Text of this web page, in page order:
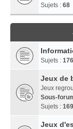
Sujets : 68
Sujets : 176
Jeux de
Jeux
Sous-
Sujets :
Jeux